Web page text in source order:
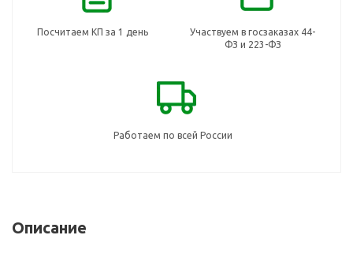
Посчитаем КП за 1 день
Участвуем в госзаказах 44-
ФЗ и 223-ФЗ
Работаем по всей России
Описание